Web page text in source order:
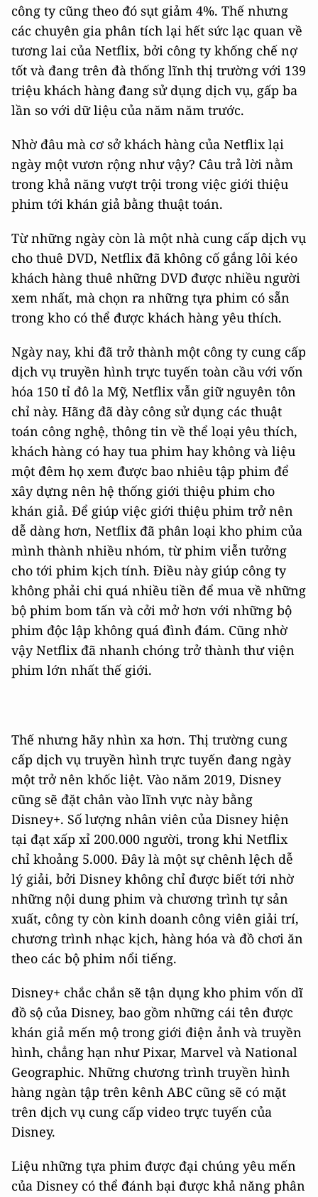
công ty cũng theo đó sụt giảm 4%. Thế nhưng
các chuyên gia phân tích lại hết sức lạc quan về
tương lai của Netflix, bởi công ty khống chế nợ
tốt và đang trên đà thống lĩnh thị trường với 139
triệu khách hàng đang sử dụng dịch vụ, gấp ba
lần so với dữ liệu của năm năm trước.
Nhờ đâu mà cơ sở khách hàng của Netflix lại
ngày một vươn rộng như vậy? Câu trả lời nằm
trong khả năng vượt trội trong việc giới thiệu
phim tới khán giả bằng thuật toán.
Từ những ngày còn là một nhà cung cấp dịch vụ
cho thuê DVD, Netflix đã không cố gắng lôi kéo
khách hàng thuê những DVD được nhiều người
xem nhất, mà chọn ra những tựa phim có sẵn
trong kho có thể được khách hàng yêu thích.
Ngày nay, khi đã trở thành một công ty cung cấp
dịch vụ truyền hình trực tuyến toàn cầu với vốn
hóa 150 tỉ đô la Mỹ, Netflix vẫn giữ nguyên tôn
chỉ này. Hãng đã dày công sử dụng các thuật
toán công nghệ, thông tin về thể loại yêu thích,
khách hàng có hay tua phim hay không và liệu
một đêm họ xem được bao nhiêu tập phim để
xây dựng nên hệ thống giới thiệu phim cho
khán giả. Để giúp việc giới thiệu phim trở nên
dễ dàng hơn, Netflix đã phân loại kho phim của
mình thành nhiều nhóm, từ phim viễn tưởng
cho tới phim kịch tính. Điều này giúp công ty
không phải chi quá nhiều tiền để mua về những
bộ phim bom tấn và cởi mở hơn với những bộ
phim độc lập không quá đình đám. Cũng nhờ
vậy Netflix đã nhanh chóng trở thành thư viện
phim lớn nhất thế giới.
Thế nhưng hãy nhìn xa hơn. Thị trường cung
cấp dịch vụ truyền hình trực tuyến đang ngày
một trở nên khốc liệt. Vào năm 2019, Disney
cũng sẽ đặt chân vào lĩnh vực này bằng
Disney+. Số lượng nhân viên của Disney hiện
tại đạt xấp xỉ 200.000 người, trong khi Netflix
chỉ khoảng 5.000. Đây là một sự chênh lệch dễ
lý giải, bởi Disney không chỉ được biết tới nhờ
những nội dung phim và chương trình tự sản
xuất, công ty còn kinh doanh công viên giải trí,
chương trình nhạc kịch, hàng hóa và đồ chơi ăn
theo các bộ phim nổi tiếng.
Disney+ chắc chắn sẽ tận dụng kho phim vốn dĩ
đồ sộ của Disney, bao gồm những cái tên được
khán giả mến mộ trong giới điện ảnh và truyền
hình, chẳng hạn như Pixar, Marvel và National
Geographic. Những chương trình truyền hình
hàng ngàn tập trên kênh ABC cũng sẽ có mặt
trên dịch vụ cung cấp video trực tuyến của
Disney.
Liệu những tựa phim được đại chúng yêu mến
của Disney có thể đánh bại được khả năng phân